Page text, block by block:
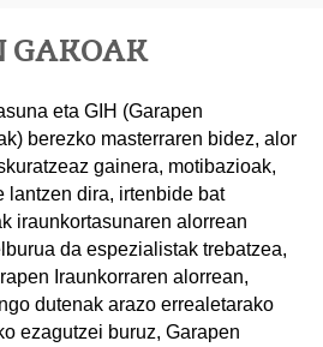
GAKOAK
eta GIH (Garapen
berezko masterraren bidez, alor
gainera, motibazioak,
lantzen dira, irtenbide bat
iraunkortasunaren alorrean
da espezialistak trebatzea,
Iraunkorraren alorrean,
dutenak arazo errealetarako
ezagutzei buruz, Garapen